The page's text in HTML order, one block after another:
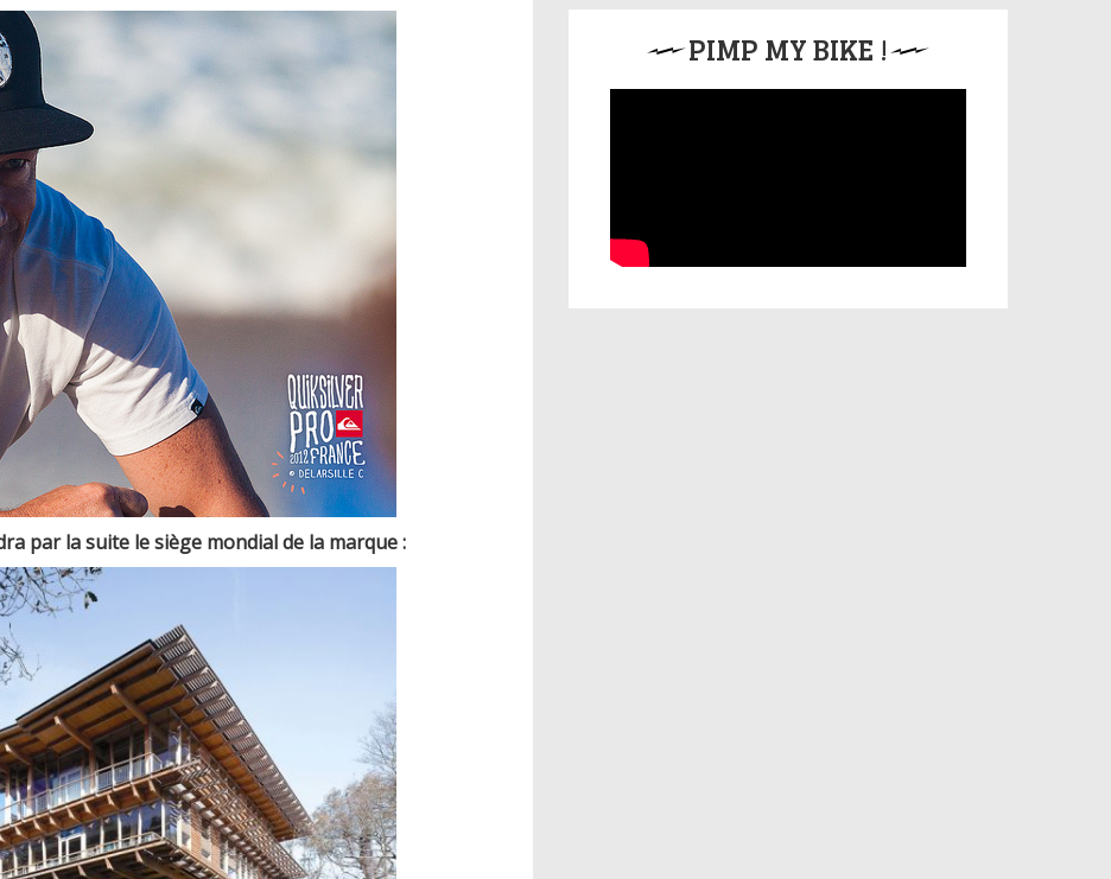
par la suite le siège mondial de la marque :
PIMP MY BIKE !